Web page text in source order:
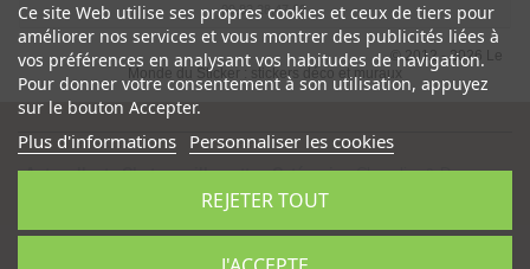
09.82.28.47.69.
© 2012 - 2026 Le
Monde du Sticker :
stickers déco et muraux
Autocollants Chateau silhouette-Catégorie:Chevalier & Dragons-
Prix:1.59€
Ce site Web utilise ses propres cookies et ceux de tiers pour
améliorer nos services et vous montrer des publicités liées à
vos préférences en analysant vos habitudes de navigation.
Pour donner votre consentement à son utilisation, appuyez
sur le bouton Accepter.
Plus d'informations Personnaliser les cookies
REJETER TOUT